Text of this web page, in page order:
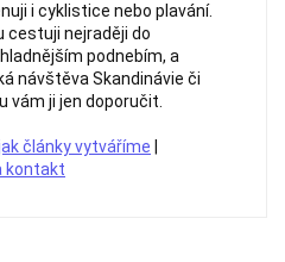
i cyklistice nebo plavání.
cestuji nejraději do
podnebím, a
návštěva Skandinávie či
vám ji jen doporučit.
články vytváříme
kontakt